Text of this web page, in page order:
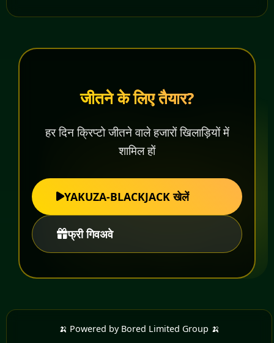
जीतने के लिए तैयार?
हर दिन क्रिप्टो जीतने वाले हजारों खिलाड़ियों में
शामिल हों
YAKUZA-BLACKJACK खेलें
फ्री गिवअवे
🍌 Powered by Bored Limited Group 🍌